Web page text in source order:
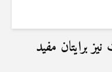
برایتان مفید